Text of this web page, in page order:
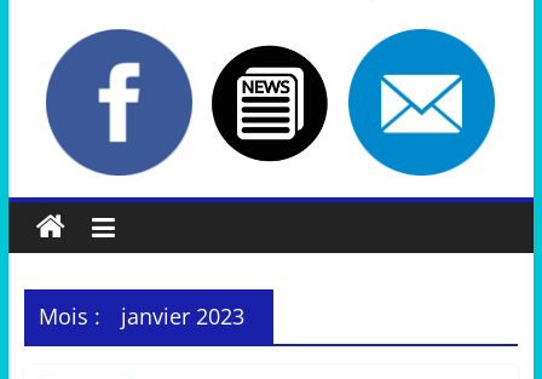
Mois : janvier 2023